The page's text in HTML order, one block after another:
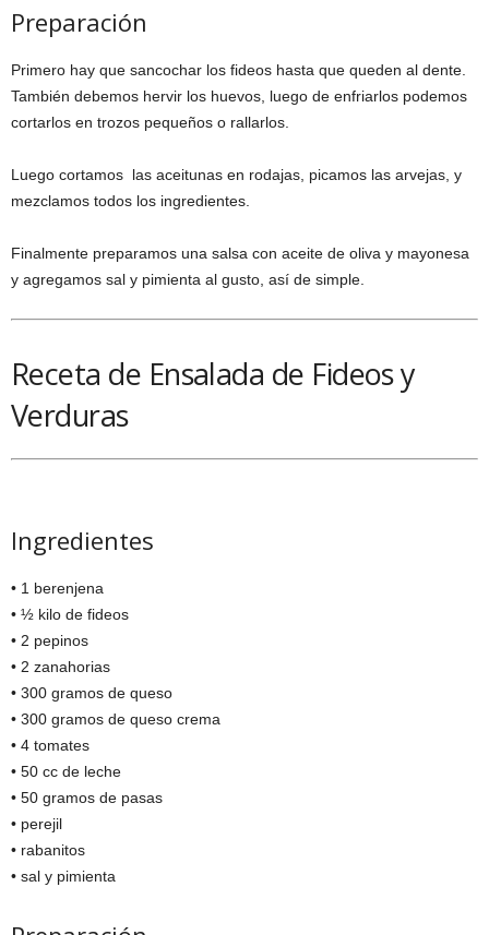
Preparación
Primero hay que sancochar los fideos hasta que queden al dente.
También debemos hervir los huevos, luego de enfriarlos podemos
cortarlos en trozos pequeños o rallarlos.
Luego cortamos las aceitunas en rodajas, picamos las arvejas, y
mezclamos todos los ingredientes.
Finalmente preparamos una salsa con aceite de oliva y mayonesa
y agregamos sal y pimienta al gusto, así de simple.
Receta de Ensalada de Fideos y
Verduras
Ingredientes
• 1 berenjena
• ½ kilo de fideos
• 2 pepinos
• 2 zanahorias
• 300 gramos de queso
• 300 gramos de queso crema
• 4 tomates
• 50 cc de leche
• 50 gramos de pasas
• perejil
• rabanitos
• sal y pimienta